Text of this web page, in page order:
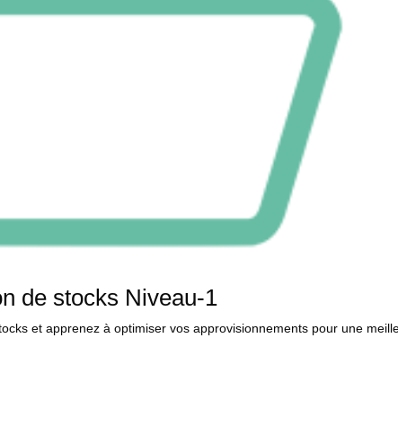
de stocks Niveau-1
et apprenez à optimiser vos approvisionnements pour une